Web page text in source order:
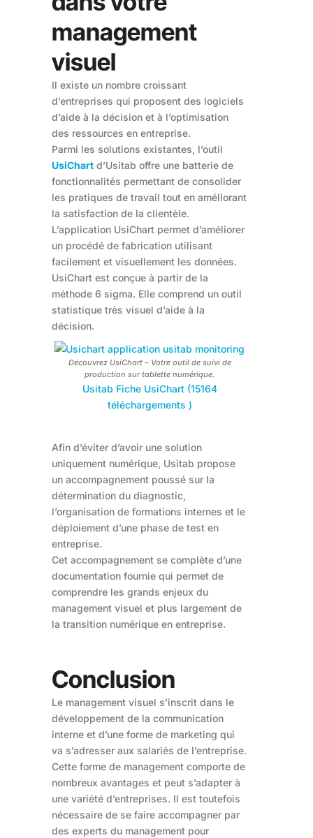
management
visuel
Il existe un nombre croissant
d’entreprises qui proposent des logiciels
d’aide à la décision et à l’optimisation
des ressources en entreprise.
Parmi les solutions existantes, l’outil
UsiChart d’Usitab offre une batterie de
fonctionnalités permettant de consolider
les pratiques de travail tout en améliorant
la satisfaction de la clientèle.
L’application UsiChart permet d’améliorer
un procédé de fabrication utilisant
facilement et visuellement les données.
UsiChart est conçue à partir de la
méthode 6 sigma. Elle comprend un outil
statistique très visuel d’aide à la
décision.
Découvrez UsiChart – Votre outil de suivi de
production sur tablette numérique.
Usitab Fiche UsiChart (15164
téléchargements )
Afin d’éviter d’avoir une solution
uniquement numérique, Usitab propose
un accompagnement poussé sur la
détermination du diagnostic,
l’organisation de formations internes et le
déploiement d’une phase de test en
entreprise.
Cet accompagnement se complète d’une
documentation fournie qui permet de
comprendre les grands enjeux du
management visuel et plus largement de
la transition numérique en entreprise.
Conclusion
Le management visuel s’inscrit dans le
développement de la communication
interne et d’une forme de marketing qui
va s’adresser aux salariés de l’entreprise.
Cette forme de management comporte de
nombreux avantages et peut s’adapter à
une variété d’entreprises. Il est toutefois
nécessaire de se faire accompagner par
des experts du management pour